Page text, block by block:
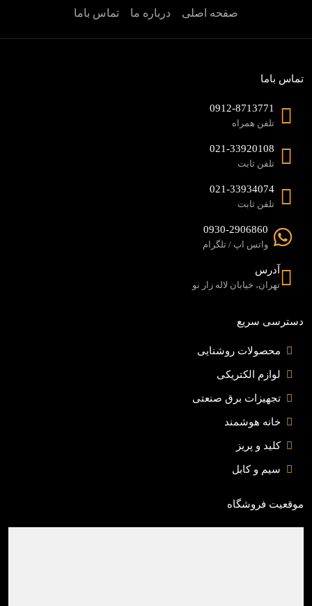
صفحه اصلی
درباره ما تماس باما
تماس باما
0912-8713771
تلفن همراه
021-33920108
تلفن ثابت
021-33934074
تلفن ثابت
0930-2906860
واتس اپ / تلگرام
آدرس
تهران، خیابان لاله زار نو
دسترسی سریع
محصولات روشنایی
لوازم الکتریکی
تجهیزات برق صنعتی
خانه هوشمند
کلید و پریز
سیم و کابل
موقعیت فروشگاه